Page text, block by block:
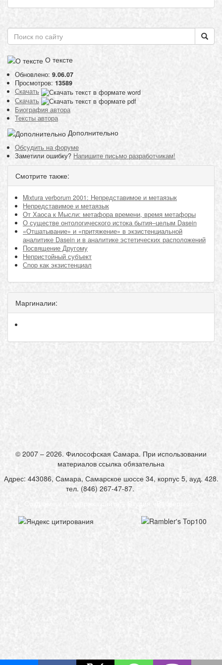
О тексте
Обновлено: 9.06.07
Просмотров: 13589
Скачать
Скачать
Биография автора
Тексты автора
Дополнительно
Обсудить на форуме
Заметили ошибку? Напишите письмо разработчикам!
Смотрите также:
Mixtura verborum 2001: Непредставимое и метаязык
Непредставимое и метаязык
От Хаоса к Мысли: метафора времени, время метафоры
О существе онтологического истока бытия–целым Dasein
«Отшатывание» и «притяжение» в экзистенциальной
аналитике Dasein и в аналитике эстетических расположений
Посвящение Другому
Непристойный субъект
Спор как экзистенциал
Маргиналии:
© 2007 – 2026. Философская Самара. При использовании
материалов ссылка обязательна
Адрес: 443086, Самара, Самарское шоссе 34, корпус 5, ауд. 428.
тел. (846) 267-47-87.